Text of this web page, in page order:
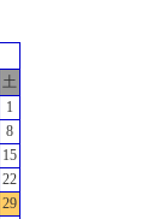
土
1
8
15
22
29